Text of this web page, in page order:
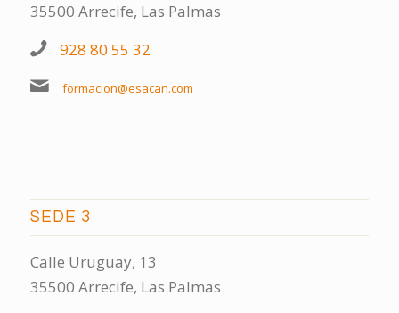
35500 Arrecife, Las Palmas
928 80 55 32
formacion@esacan.com
SEDE 3
Calle Uruguay, 13
35500 Arrecife, Las Palmas